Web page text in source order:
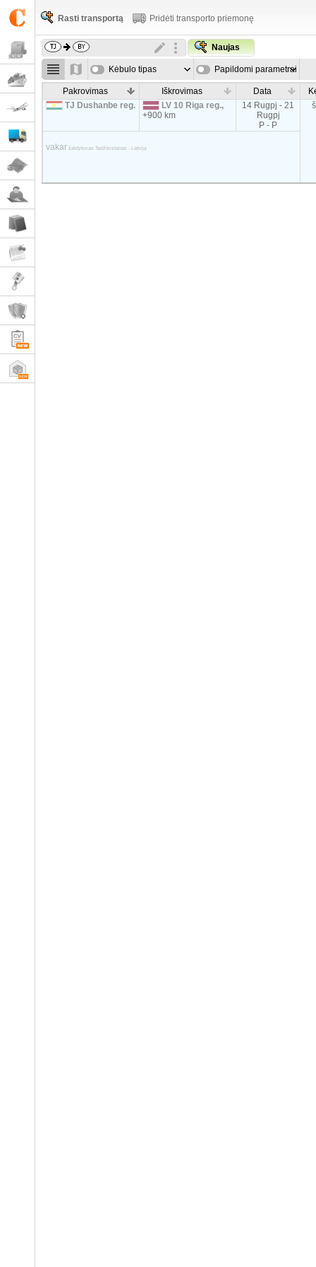
Rasti transportą Pridėti transporto priemonę
Naujas
Kėbulo tipas Papildomi parametrai
Pakrovimas Iškrovimas Data
TJ Dushanbe reg.
LV 10 Riga reg.,
+900 km
14 Rugpj - 21
Rugpj
P - P
vakar šaldytuvas Tadžikistanas - Latvija